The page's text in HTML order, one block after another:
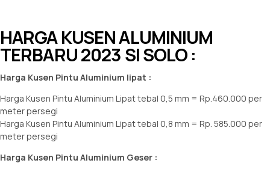
HARGA KUSEN ALUMINIUM
TERBARU 2023 SI SOLO :
Harga Kusen Pintu Aluminium lipat :
Harga Kusen Pintu Aluminium Lipat tebal 0,5 mm = Rp.460.000 per
meter persegi
Harga Kusen Pintu Aluminium Lipat tebal 0,8 mm = Rp. 585.000 per
meter persegi
Harga Kusen Pintu Aluminium Geser :